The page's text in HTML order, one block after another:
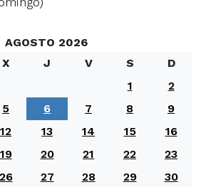
AGOSTO 2026
X J V S
D
1
2
5 6 7 8
9
12 13 14 15
16
19 20 21 22
23
26 27 28 29
30